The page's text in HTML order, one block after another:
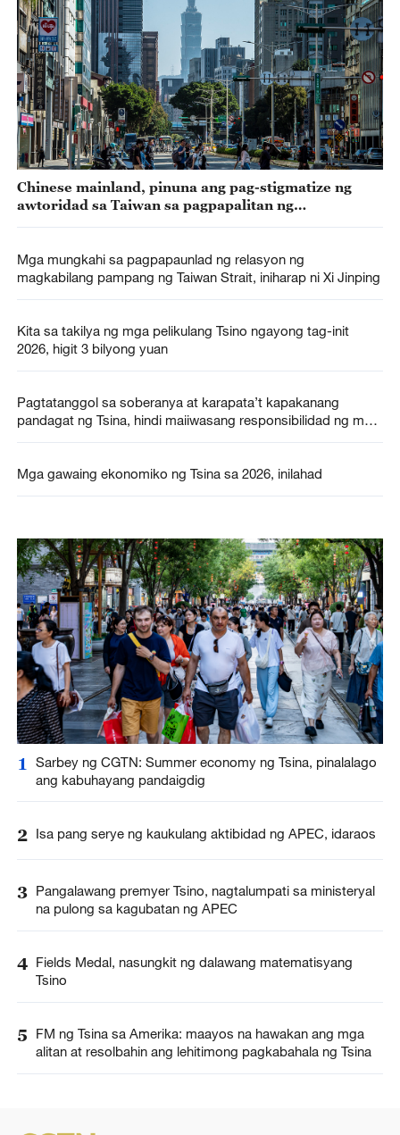
Chinese mainland, pinuna ang pag-stigmatize ng
awtoridad sa Taiwan sa pagpapalitan ng
Mga mungkahi sa pagpapaunlad ng relasyon ng
magkabilang pampang ng Taiwan Strait, iniharap ni Xi Jinping
Kita sa takilya ng mga pelikulang Tsino ngayong tag-init
2026, higit 3 bilyong yuan
Pagtatanggol sa soberanya at karapata’t kapakanang
pandagat ng Tsina, hindi maiiwasang responsibilidad ng mga
Mga gawaing ekonomiko ng Tsina sa 2026, inilahad
1
Sarbey ng CGTN: Summer economy ng Tsina, pinalalago
ang kabuhayang pandaigdig
2 Isa pang serye ng kaukulang aktibidad ng APEC, idaraos
3 Pangalawang premyer Tsino, nagtalumpati sa ministeryal
na pulong sa kagubatan ng APEC
4 Fields Medal, nasungkit ng dalawang matematisyang
Tsino
5
FM ng Tsina sa Amerika: maayos na hawakan ang mga
alitan at resolbahin ang lehitimong pagkabahala ng Tsina